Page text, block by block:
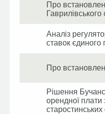
Про
Гаврилівського
Аналіз
ставок єдиного
Про
Рішення
орендної плати
старостинських